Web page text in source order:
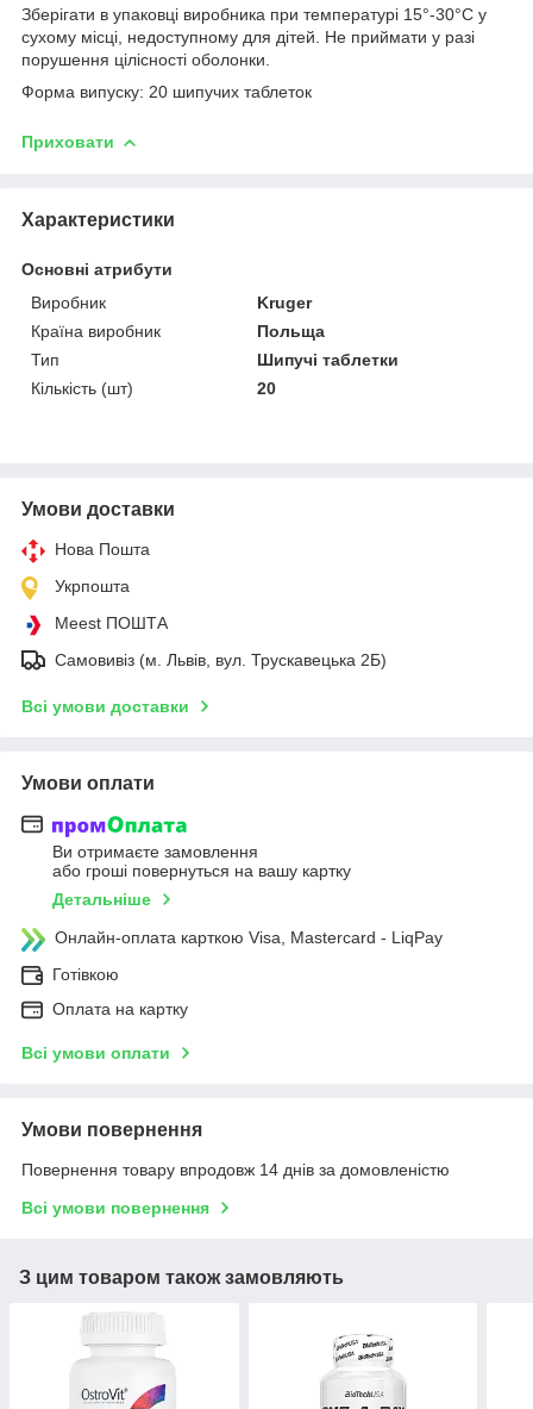
Зберігати в упаковці виробника при температурі 15°-30°С у
сухому місці, недоступному для дітей. Не приймати у разі
порушення цілісності оболонки.
Форма випуску: 20 шипучих таблеток
Приховати
Характеристики
Основні атрибути
Виробник
Kruger
Країна виробник
Польща
Тип
Шипучі таблетки
Кількість (шт)
20
Умови доставки
Нова Пошта
Укрпошта
Meest ПОШТА
Самовивіз (м. Львів, вул. Трускавецька 2Б)
Всі умови доставки
Умови оплати
Ви отримаєте замовлення
або гроші повернуться на вашу картку
Детальніше
Онлайн-оплата карткою Visa, Mastercard - LiqPay
Готівкою
Оплата на картку
Всі умови оплати
Умови повернення
Повернення товару впродовж 14 днів за домовленістю
Всі умови повернення
З цим товаром також замовляють